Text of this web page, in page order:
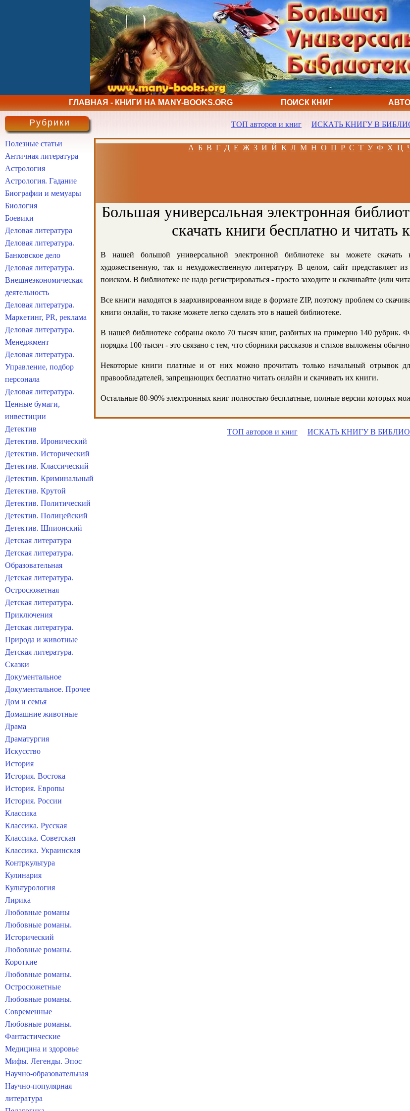
ГЛАВНАЯ - КНИГИ НА MANY-BOOKS.ORG ПОИСК КНИГ
ТОП авторов и книг ИСКАТЬ КНИГУ В
А Б В Г Д Е Ж З И Й К Л М Н О П Р С Т У Ф Х Ц
Большая универсальная электронная
скачать книги бесплатно и читать
В нашей большой универсальной электронной библиотеке вы можете скачать
художественную, так и нехудожественную литературу. В целом, сайт представляет
поиском. В библиотеке не надо регистрироваться - просто заходите и скачивайте (или
Все книги находятся в заархивированном виде в формате ZIP, поэтому проблем со
книги онлайн, то также можете легко сделать это в нашей библиотеке.
В нашей библиотеке собраны около 70 тысяч книг, разбитых на примерно 140 рубрик.
порядка 100 тысяч - это связано с тем, что сборники рассказов и стихов выложены
Некоторые книги платные и от них можно прочитать только начальный отрывок
правообладателей, запрещающих бесплатно читать онлайн и скачивать их книги.
Остальные 80-90% электронных книг полностью бесплатные, полные версии которых
ТОП авторов и книг ИСКАТЬ КНИГУ В
Рубрики
Полезные статьи
Античная литература
Астрология
Астрология. Гадание
Биографии и мемуары
Биология
Боевики
Деловая литература
Деловая литература.
Банковское дело
Деловая литература.
Внешнеэкономическая
деятельность
Деловая литература.
Маркетинг, PR, реклама
Деловая литература.
Менеджмент
Деловая литература.
Управление, подбор
персонала
Деловая литература.
Ценные бумаги,
инвестиции
Детектив
Детектив. Иронический
Детектив. Исторический
Детектив. Классический
Детектив. Криминальный
Детектив. Крутой
Детектив. Политический
Детектив. Полицейский
Детектив. Шпионский
Детская литература
Детская литература.
Образовательная
Детская литература.
Остросюжетная
Детская литература.
Приключения
Детская литература.
Природа и животные
Детская литература.
Сказки
Документальное
Документальное. Прочее
Дом и семья
Домашние животные
Драма
Драматургия
Искусство
История
История. Востока
История. Европы
История. России
Классика
Классика. Русская
Классика. Советская
Классика. Украинская
Контркультура
Кулинария
Культурология
Лирика
Любовные романы
Любовные романы.
Исторический
Любовные романы.
Короткие
Любовные романы.
Остросюжетные
Любовные романы.
Современные
Любовные романы.
Фантастические
Медицина и здоровье
Мифы. Легенды. Эпос
Научно-образовательная
Научно-популярная
литература